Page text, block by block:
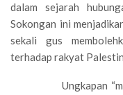
dalam sejarah
Sokongan ini
sekali gus
terhadap rakyat
Ungkapan